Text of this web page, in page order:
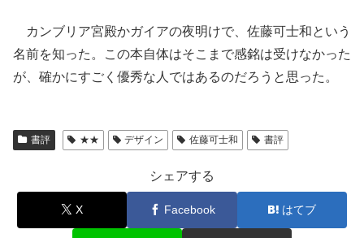
カンブリア宮殿かガイアの夜明けで、佐藤可士和という
名前を知った。この本自体はそこまで感銘は受けなかった
が、確かにすごく優秀な人ではあるのだろうと思った。
書評 ★★ デザイン 佐藤可士和 書評
シェアする
X Facebook はてブ